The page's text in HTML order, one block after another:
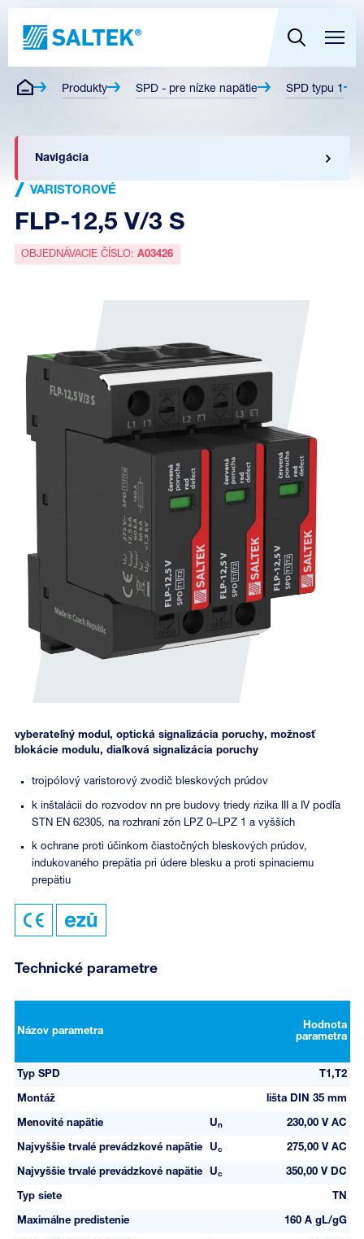
Produkty SPD - pre nízke napätie SPD typu 1
Navigácia
VARISTOROVÉ
FLP-12,5 V/3 S
OBJEDNÁVACIE ČÍSLO:A03426
vyberateľný modul, optická signalizácia poruchy, možnosť
blokácie modulu, diaľková signalizácia poruchy
trojpólový varistorový zvodič bleskových prúdov
k inštalácii do rozvodov nn pre budovy triedy rizika III a IV podľa
STN EN 62305, na rozhraní zón LPZ 0–LPZ 1 a vyšších
k ochrane proti účinkom čiastočných bleskových prúdov,
indukovaného prepätia pri údere blesku a proti spinaciemu
prepätiu
Technické parametre
Názov parametra
Hodnota
parametra
Typ SPD T1,T2
Montáž lišta DIN 35 mm
Menovité napätie Un 230,00 V AC
Najvyššie trvalé prevádzkové napätie Uc 275,00 V AC
Najvyššie trvalé prevádzkové napätie Uc 350,00 V DC
Typ siete TN
Maximálne predistenie 160 A gL/gG